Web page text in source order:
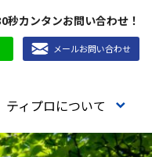
秒カンタンお問い合わせ！
メールお問い合わせ
ティプロについて